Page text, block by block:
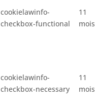
cookielawinfo-
checkbox-functional
11
mois
cookielawinfo-
checkbox-necessary
11
mois